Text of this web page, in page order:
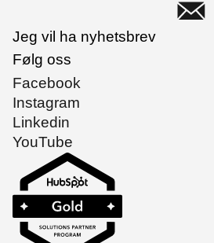
Jeg vil ha nyhetsbrev
Følg oss
Facebook
Instagram
Linkedin
YouTube